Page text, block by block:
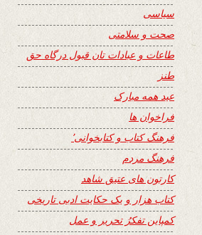
سیاسی
صحت و سلامتی
طاعات و عبادات تان قبول درگاه حق
طنز
عید همه مبارک
فراخوان ها
فرهنگ کتاب و کتابخوانی٬
فرهنگ مردم
کارتون های عتیق شاهد
کتاب هزار و یک حکایت ادبی تاریخی
کمپاین تفکرُ تحریر و عمل